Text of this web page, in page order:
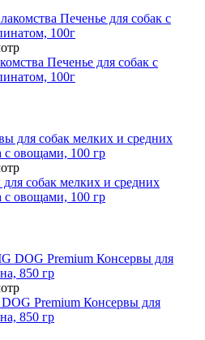
Печенье для собак с
100г
собак мелких и средних
с овощами, 100 гр
Premium Консервы для
850 гр